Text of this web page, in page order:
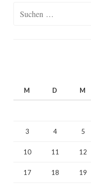
M D M
3 4 5
10 11 12
17 18 19